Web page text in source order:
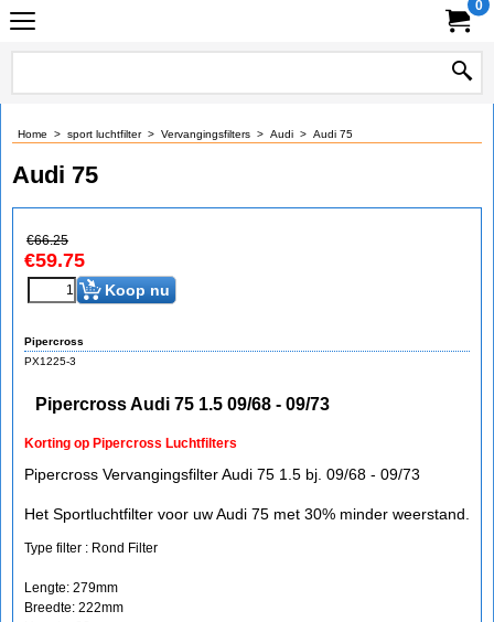
0
Home > sport luchtfilter> Vervangingsfilters > Audi > Audi 75
Audi 75
€66.25
€59.75
Koop nu
Pipercross
PX1225-3
Pipercross Audi 75 1.5 09/68 - 09/73
Korting op Pipercross Luchtfilters
Pipercross Vervangingsfilter Audi 75 1.5 bj. 09/68 - 09/73
Het Sportluchtfilter voor uw Audi 75 met 30% minder weerstand.
Type filter : Rond Filter
Lengte: 279mm
Breedte: 222mm